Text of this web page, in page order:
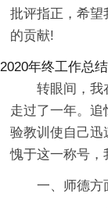
批评指正，希望
的贡献!
2020年终工作总
转眼间，我
走过了一年。
验教训使自己迅
愧于这一称号，
一、师德方